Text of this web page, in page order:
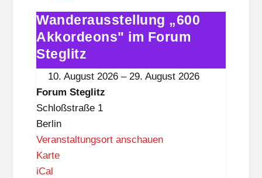
Wanderausstellung
„600
Akkordeons"
im
Forum
Steglitz
Wanderausstellung „600
Akkordeons" im Forum
Steglitz
10. August 2026 –29. August 2026
Forum Steglitz
Schloßstraße 1
Berlin
Veranstaltungsort anschauen
KarteF
iCal